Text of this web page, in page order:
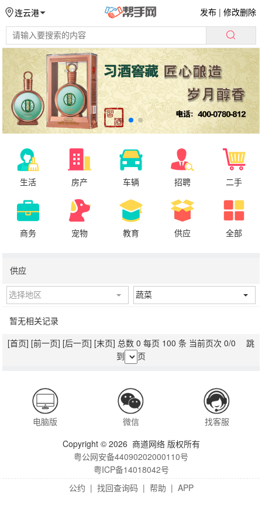
连云港 发布 |修改删除
生活 房产 车辆 招聘 二手
商务 宠物 教育 供应 全部
供应
选择地区 蔬菜
暂无相关记录
[首页] [前一页] [后一页] [末页] 总数 0 每页 100 条 当前页次 0/0 跳
到
页
电脑版 微信
找客服
Copyright © 2026 商道网络 版权所有
粤公网安备44090202000110号
粤ICP备14018042号
公约 | 找回查询码 | 帮助 | APP